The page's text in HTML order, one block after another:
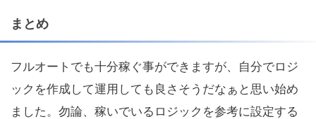
まとめ
フルオートでも十分稼ぐ事ができますが、自分でロジ
ックを作成して運用しても良さそうだなぁと思い始め
ました。勿論、稼いでいるロジックを参考に設定する